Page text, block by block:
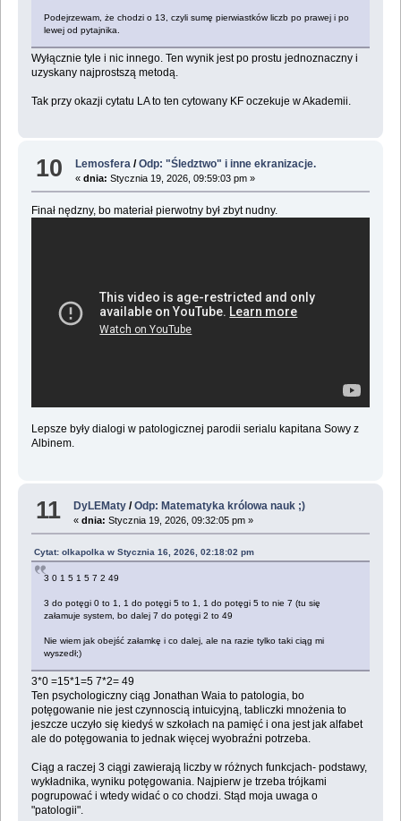
Podejrzewam, że chodzi o 13, czyli sumę pierwiastków liczb po prawej i po
lewej od pytajnika.
Wyłącznie tyle i nic innego. Ten wynik jest po prostu jednoznaczny i
uzyskany najprostszą metodą.
Tak przy okazji cytatu LA to ten cytowany KF oczekuje w Akademii.
10 Lemosfera /Odp: "Śledztwo" i inne ekranizacje.
«dnia: Stycznia 19, 2026, 09:59:03 pm »
Finał nędzny, bo materiał pierwotny był zbyt nudny.
Lepsze były dialogi w patologicznej parodii serialu kapitana Sowy z
Albinem.
11 DyLEMaty /Odp: Matematyka królowa nauk ;)
«dnia: Stycznia 19, 2026, 09:32:05 pm »
Cytat: olkapolka w Stycznia 16, 2026, 02:18:02 pm
3 0 1 5 1 5 7 2 49
3 do potęgi 0 to 1, 1 do potęgi 5 to 1, 1 do potęgi 5 to nie 7 (tu się
załamuje system, bo dalej 7 do potęgi 2 to 49
Nie wiem jak obejść załamkę i co dalej, ale na razie tylko taki ciąg mi
wyszedł;)
3*0 =15*1=5 7*2= 49
Ten psychologiczny ciąg Jonathan Waia to patologia, bo
potęgowanie nie jest czynnoscią intuicyjną, tabliczki mnożenia to
jeszcze uczyło się kiedyś w szkołach na pamięć i ona jest jak alfabet
ale do potęgowania to jednak więcej wyobraźni potrzeba.
Ciąg a raczej 3 ciągi zawierają liczby w różnych funkcjach- podstawy,
wykładnika, wyniku potęgowania. Najpierw je trzeba trójkami
pogrupować i wtedy widać o co chodzi. Stąd moja uwaga o
"patologii".